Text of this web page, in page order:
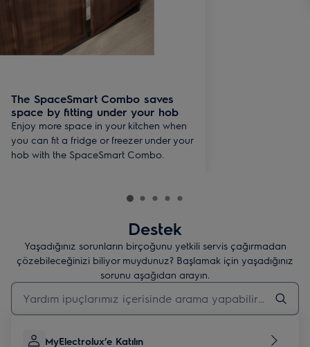
The SpaceSmart Combo saves
space by fitting under your hob
Enjoy more space in your kitchen when
you can fit a fridge or freezer under your
hob with the SpaceSmart Combo.
Destek
Yaşadığınız sorunların birçoğunu yetkili servis çağırmadan
çözebileceğinizi biliyor muydunuz? Başlamak için yaşadığınız
sorunu aşağıdan arayın.
Destek makalelerini aramak için yazın
MyElectrolux’e Katılın